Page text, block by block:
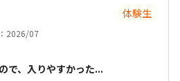
くるのではないかと思います。体験生
2026/07
で、入りやすかった...